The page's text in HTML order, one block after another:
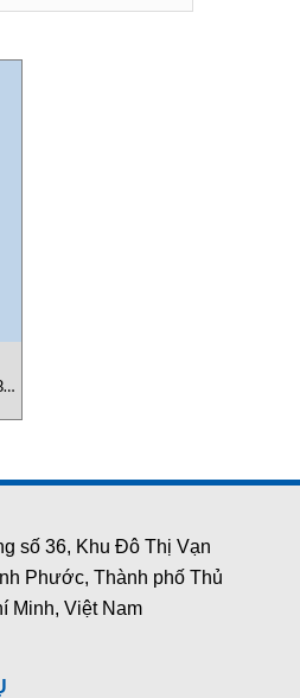
số 36, Khu Đô Thị Vạn
Phước, Thành phố Thủ
Minh, Việt Nam